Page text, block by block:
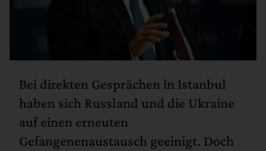
Bei direkten Gesprächen in Istanbul
haben sich Russland und die Ukraine
auf einen erneuten
Gefangenenaustausch geeinigt. Doch